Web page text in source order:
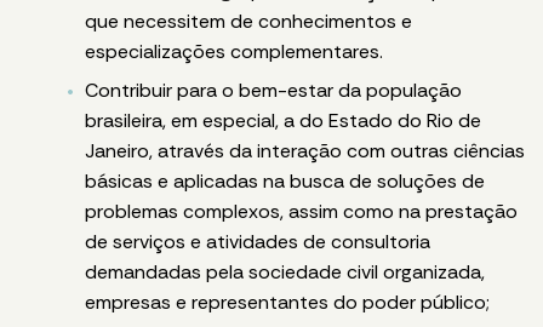
que necessitem de conhecimentos e
especializações complementares.
Contribuir para o bem-estar da população
brasileira, em especial, a do Estado do Rio de
Janeiro, através da interação com outras ciências
básicas e aplicadas na busca de soluções de
problemas complexos, assim como na prestação
de serviços e atividades de consultoria
demandadas pela sociedade civil organizada,
empresas e representantes do poder público;